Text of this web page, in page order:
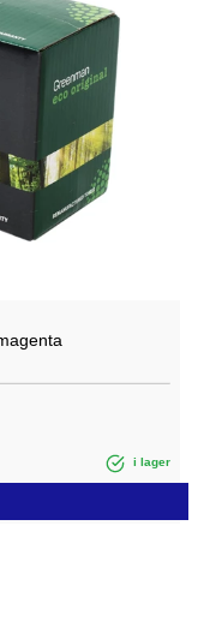
i lager